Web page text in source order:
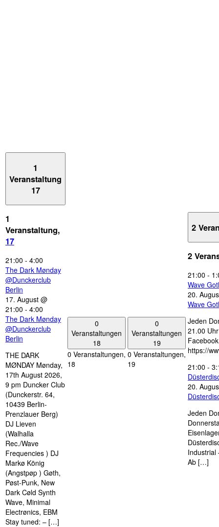
1
Veranstaltung
17
1
Veranstaltung,
17
21:00 - 4:00
The Dark Mønday
@Dunckerclub
Berlin
17. August @
21:00 - 4:00
The Dark Mønday
@Dunckerclub
Berlin
THE DARK
MØNDAY Mønday,
17th August 2026,
9 pm Duncker Club
(Dunckerstr. 64,
10439 Berlin-
Prenzlauer Berg)
DJ Lieven
(Walhalla
Rec./Wave
Frequencies ) DJ
Markø König
(Angstpøp ) Gøth,
Pøst-Punk, New
Dark Cøld Synth
Wave, Minimal
Electrønics, EBM
Stay tuned: – […]
0
Veranstaltungen
18
0 Veranstaltungen,
18
0
Veranstaltungen
19
0 Veranstaltungen,
19
2
2
21:00 -
Wave
20.
Wave
Jeden
21.00
https://
21:00 -
20.
Jeden
Industrial
Ab […]